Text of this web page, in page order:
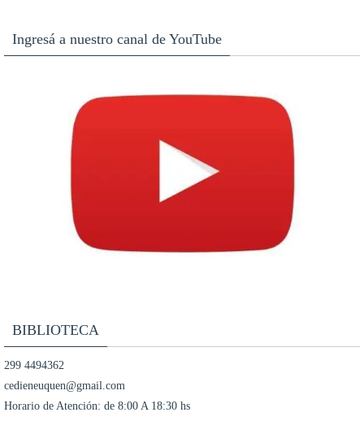
Ingresá a nuestro canal de YouTube
BIBLIOTECA
299 4494362
cedieneuquen@gmail.com
Horario de Atención: de 8:00 A 18:30 hs